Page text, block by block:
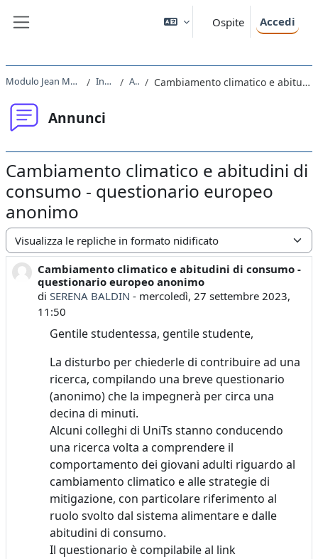
Ospite Accedi
Modulo Jean Monnet EUinCEE 2022 - 2023 Introduzione Annunci Cambiamento climatico e abitudini di consumo - questionario europeo anonimo
Annunci
Cambiamento climatico e abitudini di
consumo - questionario europeo
anonimo
Modalità visualizzazione
Cambiamento climatico e abitudini di consumo -
questionario europeo anonimo
di SERENA BALDIN - mercoledì, 27 settembre 2023,
11:50
Numero di risposte: 0
Gentile studentessa, gentile studente,
La disturbo per chiederle di contribuire ad una
ricerca, compilando una breve questionario
(anonimo) che la impegnerà per circa una
decina di minuti.
Alcuni colleghi di UniTs stanno conducendo
una ricerca volta a comprendere il
comportamento dei giovani adulti riguardo al
cambiamento climatico e alle strategie di
mitigazione, con particolare riferimento al
ruolo svolto dal sistema alimentare e dalle
abitudini di consumo.
Il questionario è compilabile al link